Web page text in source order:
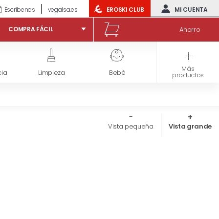
Escríbenos vegalsa.es EROSKI CLUB MI CUENTA
COMPRA FÁCIL Ahorro
Limpieza Bebé Congelados
Más
productos
Vista pequeña Vista grande